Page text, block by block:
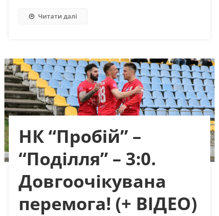
Читати далі
НК “Пробій” –
“Поділля” – 3:0.
Довгоочікувана
перемога! (+ ВІДЕО)